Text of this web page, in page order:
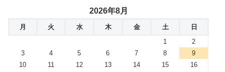
2026年8月
月 火 水 木 金 土
日
1
2
3
4 5 6 7 8
9
10
11 12 13 14 15
16